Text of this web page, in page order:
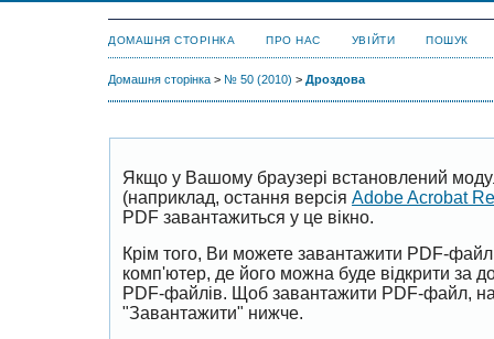
ДОМАШНЯ СТОРІНКА ПРО НАС УВІЙТИ ПОШУК
Домашня сторінка > № 50 (2010) > Дроздова
Якщо у Вашому браузері встановлений
(наприклад, остання версія Adobe Acrobat
PDF завантажиться у це вікно.
Крім того, Ви можете завантажити PDF-
комп'ютер, де його можна буде відкрити за
PDF-файлів. Щоб завантажити PDF-файл,
"Завантажити" нижче.